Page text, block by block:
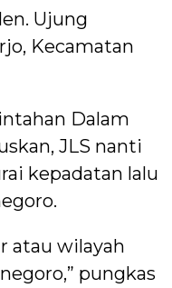
Ujung
Kecamatan
Dalam
JLS nanti
kepadatan lalu
atau wilayah
pungkas